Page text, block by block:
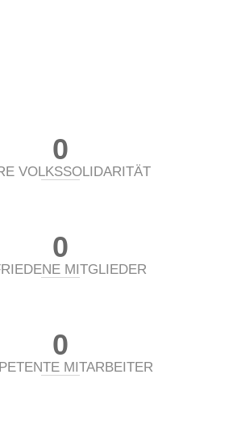
0
VOLKSSOLIDARITÄT
0
MITGLIEDER
0
MITARBEITER